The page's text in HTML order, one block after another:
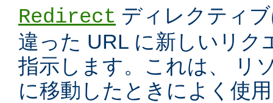
Redirect ディレクティ
違った URL に新しいリク
指示します。これは、 リ
に移動したときによく使